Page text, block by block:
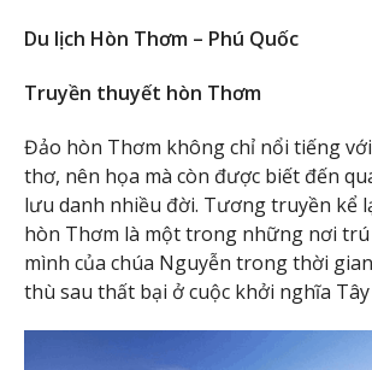
Du lịch Hòn Thơm – Phú Quốc
Truyền thuyết hòn Thơm
Đảo hòn Thơm không chỉ nổi tiếng
thơ, nên họa mà còn được biết đến
lưu danh nhiều đời. Tương truyền kể
hòn Thơm là một trong những nơi
mình của chúa Nguyễn trong thời
thù sau thất bại ở cuộc khởi nghĩa Tây